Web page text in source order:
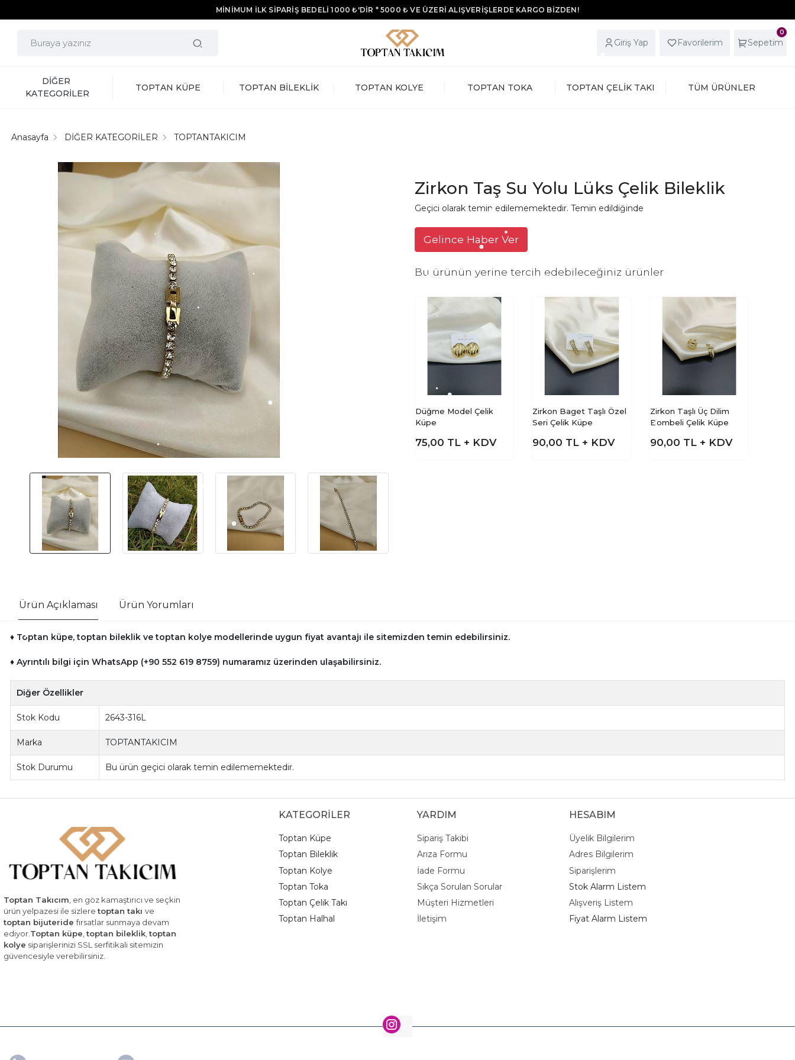
MİNİMUM İLK SİPARİŞ BEDELİ 1000 ₺'DİR * 5000 ₺ VE ÜZERİ ALIŞVERİŞLERDE KARGO BİZDEN!
Giriş Yap Favorilerim
0
Sepetim
DİĞER
KATEGORİLER
TOPTAN KÜPE TOPTAN BİLEKLİK TOPTAN KOLYE TOPTAN TOKA TOPTAN ÇELİK TAKI TÜM ÜRÜNLER
Anasayfa DİĞER KATEGORİLER TOPTANTAKICIM
Zirkon Taş Su Yolu Lüks Çelik Bileklik
Geçici olarak temin edilememektedir. Temin edildiğinde
Gelince Haber Ver
Bu ürünün yerine tercih edebileceğiniz ürünler
Düğme Model Çelik
Küpe
75,00 TL + KDV
Zirkon Baget Taşlı Özel
Seri Çelik Küpe
90,00 TL + KDV
Zirkon Taşlı Üç Dilim
Bombeli Çelik Küpe
90,00 TL + KDV
Ürün Açıklaması Ürün Yorumları
♦ Toptan küpe, toptan bileklik ve toptan kolye modellerinde uygun fiyat avantajı ile sitemizden temin edebilirsiniz.
♦ Ayrıntılı bilgi için WhatsApp (+90 552 619 8759) numaramız üzerinden ulaşabilirsiniz.
Diğer Özellikler
Stok Kodu 2643-316L
Marka TOPTANTAKICIM
Stok Durumu Bu ürün geçici olarak temin edilememektedir.
Toptan Takıcım, en göz kamaştırıcı ve seçkin
ürün yelpazesi ile sizleretoptan takı ve
toptan bijuteridefırsatlar sunmaya devam
ediyor.Toptan küpe,toptan bileklik,toptan
kolye siparişlerinizi SSL serfitikali sitemizin
güvencesiyle verebilirsiniz.
KATEGORİLER
Toptan Küpe
Toptan Bileklik
Toptan Kolye
Toptan Toka
Toptan Çelik Takı
Toptan Halhal
YARDIM
Sipariş Takibi
Arıza Formu
İade Formu
Sıkça Sorulan Sorular
Müşteri Hizmetleri
İletişim
HESABIM
Üyelik Bilgilerim
Adres Bilgilerim
Siparişlerim
Stok Alarm Listem
Alışveriş Listem
Fiyat Alarm Listem